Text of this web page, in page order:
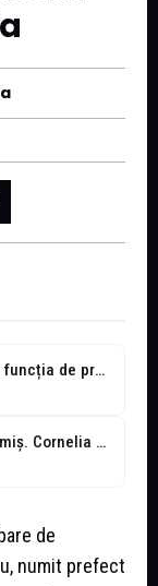
Mihai Ritivoiu anunță plecarea din funcția de prefect. Vineri, noul prefect, Cornelia...
Se schimbă garda la Prefectura Timiș. Cornelia Micicoi își preia mandatul de...
de
numit prefect